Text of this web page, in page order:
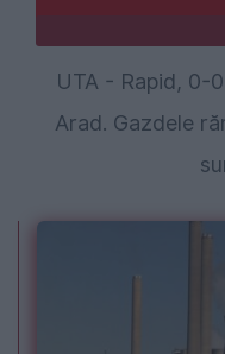
UTA - Rapid, 0-
Arad. Gazdele